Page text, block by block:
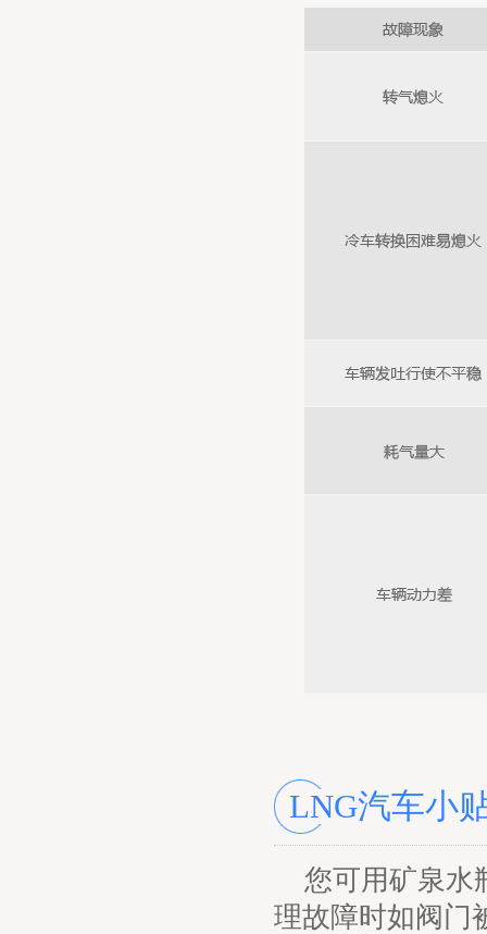
LNG汽车小
您可用矿泉水
理故障时如阀门